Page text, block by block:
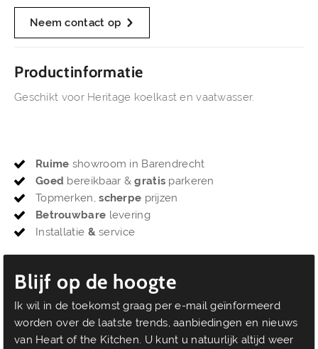
Neem contact op
Productinformatie
Geschikt voor Heritage koelkast en vaatwasser.
Ruime showroom in Barendrecht
Goed bereikbaar &gratis parkeren
Topmerken,scherpe prijzen
Betrouwbare levering
Installatie & service
Blijf op de hoogte
Ik wil in de toekomst graag per e-mail geïnformeerd
worden over de laatste trends, aanbiedingen en nieuws
van Heart of the Kitchen. U kunt u natuurlijk altijd weer